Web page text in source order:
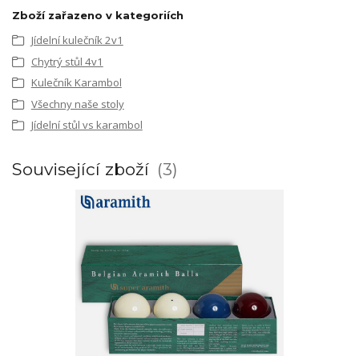
Zboží zařazeno v kategoriích
Jídelní kulečník 2v1
Chytrý stůl 4v1
Kulečník Karambol
Všechny naše stoly
Jídelní stůl vs karambol
Související zboží 3